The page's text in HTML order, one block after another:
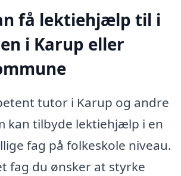
få lektiehjælp til i
i Karup eller
tutor i Karup og andre
kan tilbyde lektiehjælp i en
fag på folkeskole niveau.
fag du ønsker at styrke